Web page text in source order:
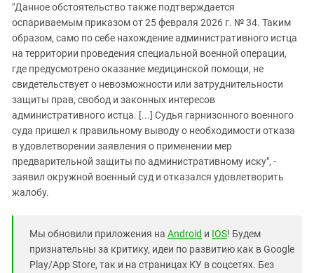
"Данное обстоятельство также подтверждается
оспариваемым приказом от 25 февраля 2026 г. № 34. Таким
образом, само по себе нахождение административного истца
на территории проведения специальной военной операции,
где предусмотрено оказание медицинской помощи, не
свидетельствует о невозможности или затруднительности
защиты прав, свобод и законных интересов
административного истца. [...] Судья гарнизонного военного
суда пришел к правильному выводу о необходимости отказа
в удовлетворении заявления о применении мер
предварительной защиты по административному иску", -
заявил окружной военный суд и отказался удовлетворить
жалобу.
Мы обновили приложения на Android и IOS! Будем
признательны за критику, идеи по развитию как в Google
Play/App Store, так и на страницах КУ в соцсетях. Без